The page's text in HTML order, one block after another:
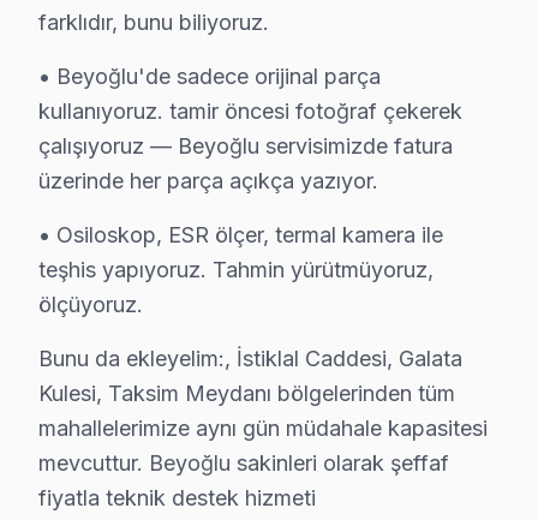
Müeyyetzade'de Techwood TV Servisi
Ömer Avni'de Techwood TV Servisi
Ömer Avni Mahallesi, sakin ve düzenli bir yaşam
Örnektepe'de bir müşterim, Techwood marka
Piripaşa'da Techwood TV Servisi
Bir sabah Piripaşa'da, bir müşterim sürekli kapalı
Piyalepaşa'da Techwood TV Servisi
Piyalepaşa'da bir müşterim, Techwood
Pürtelaş Hasan Efendi'de Techwood TV Servisi
farklıdır, bunu biliyoruz.
• Beyoğlu'de sadece orijinal parça
kullanıyoruz. tamir öncesi fotoğraf çekerek
çalışıyoruz — Beyoğlu servisimizde fatura
üzerinde her parça açıkça yazıyor.
• Osiloskop, ESR ölçer, termal kamera ile
teşhis yapıyoruz. Tahmin yürütmüyoruz,
ölçüyoruz.
Bunu da ekleyelim:, İstiklal Caddesi, Galata
Kulesi, Taksim Meydanı bölgelerinden tüm
mahallelerimize aynı gün müdahale kapasitesi
mevcuttur. Beyoğlu sakinleri olarak şeffaf
fiyatla teknik destek hizmeti